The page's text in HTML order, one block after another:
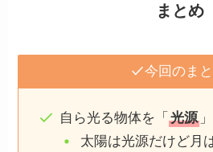
まとめ
今回のま
自ら光る物体を「光源
太陽は光源だけど月